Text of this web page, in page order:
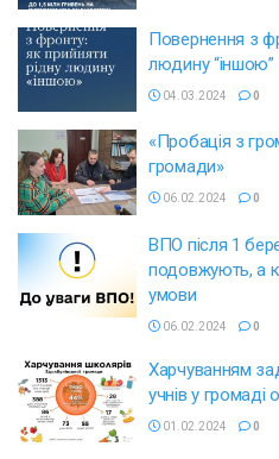
Повернення з
людину “іншою”
04.03.2024 0
«Пробація з
громади»
06.02.2024 0
ВПО після 1
подовжують, а
умови
06.02.2024 0
Харчуванням
учнів у
01.02.2024 0